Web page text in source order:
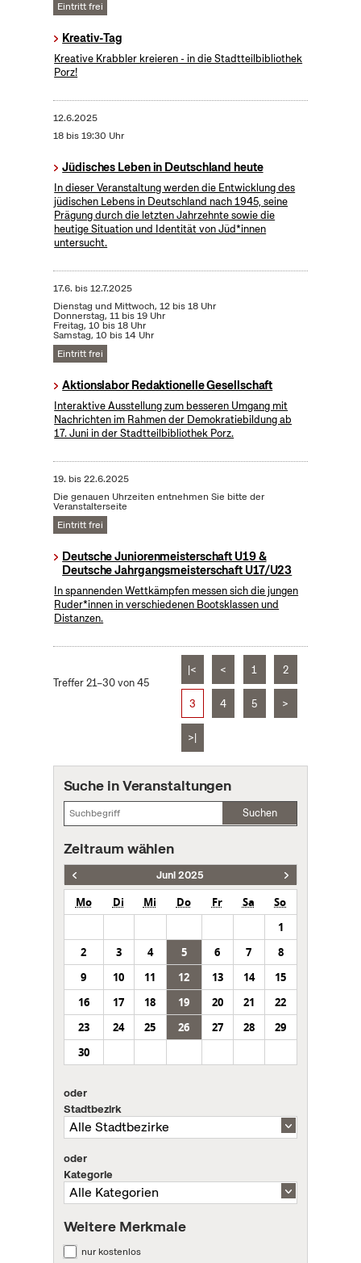
Eintritt frei
Kreativ-Tag
Kreative Krabbler kreieren - in die Stadtteilbibliothek
Porz!
12.6.2025
18 bis 19:30 Uhr
Jüdisches Leben in Deutschland heute
In dieser Veranstaltung werden die Entwicklung des
jüdischen Lebens in Deutschland nach 1945, seine
Prägung durch die letzten Jahrzehnte sowie die
heutige Situation und Identität von Jüd*innen
untersucht.
17.6. bis12.7.2025
Dienstag und Mittwoch, 12 bis 18 Uhr
Donnerstag, 11 bis 19 Uhr
Freitag, 10 bis 18 Uhr
Samstag, 10 bis 14 Uhr
Eintritt frei
Aktionslabor Redaktionelle Gesellschaft
Interaktive Ausstellung zum besseren Umgang mit
Nachrichten im Rahmen der Demokratiebildung ab
17. Juni in der Stadtteilbibliothek Porz.
19. bis22.6.2025
Die genauen Uhrzeiten entnehmen Sie bitte der
Veranstalterseite
Eintritt frei
Deutsche Juniorenmeisterschaft U19 &
Deutsche Jahrgangsmeisterschaft U17/U23
In spannenden Wettkämpfen messen sich die jungen
Ruder*innen in verschiedenen Bootsklassen und
Distanzen.
Treffer 21–30 von 45
|< < 1 2
3 4 5 >
>|
Suche in Veranstaltungen
Suchen
Zeitraum wählen
Juni 2025
Mo Di Mi Do Fr Sa
So
1
2
3 4 5 6 7
8
9
10 11 12 13 14
15
16
17 18 19 20 21
22
23
24 25 26 27 28
29
30
oder
Stadtbezirk
oder
Kategorie
Weitere Merkmale
nur kostenlos